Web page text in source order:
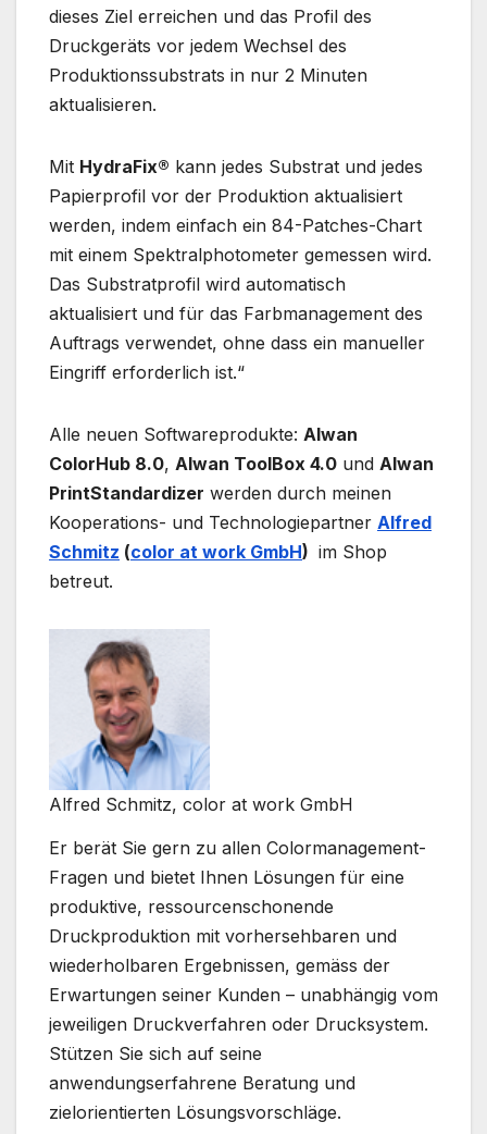
dieses Ziel erreichen und das Profil des
Druckgeräts vor jedem Wechsel des
Produktionssubstrats in nur 2 Minuten
aktualisieren.
Mit HydraFix® kann jedes Substrat und jedes
Papierprofil vor der Produktion aktualisiert
werden, indem einfach ein 84-Patches-Chart
mit einem Spektralphotometer gemessen wird.
Das Substratprofil wird automatisch
aktualisiert und für das Farbmanagement des
Auftrags verwendet, ohne dass ein manueller
Eingriff erforderlich ist.“
Alle neuen Softwareprodukte: Alwan
ColorHub 8.0, Alwan ToolBox 4.0 und Alwan
PrintStandardizer werden durch meinen
Kooperations- und Technologiepartner Alfred
Schmitz (color at work GmbH) im Shop
betreut.
Alfred Schmitz, color at work GmbH
Er berät Sie gern zu allen Colormanagement-
Fragen und bietet Ihnen Lösungen für eine
produktive, ressourcenschonende
Druckproduktion mit vorhersehbaren und
wiederholbaren Ergebnissen, gemäss der
Erwartungen seiner Kunden – unabhängig vom
jeweiligen Druckverfahren oder Drucksystem.
Stützen Sie sich auf seine
anwendungserfahrene Beratung und
zielorientierten Lösungsvorschläge.